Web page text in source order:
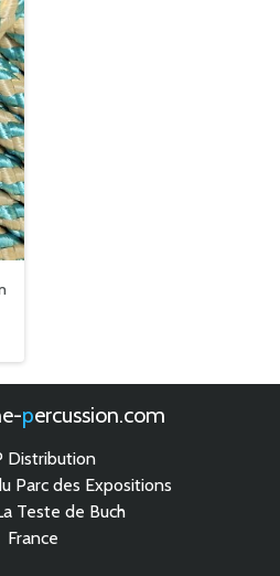
percussion.com
Distribution
Parc des Expositions
Teste de Buch
France